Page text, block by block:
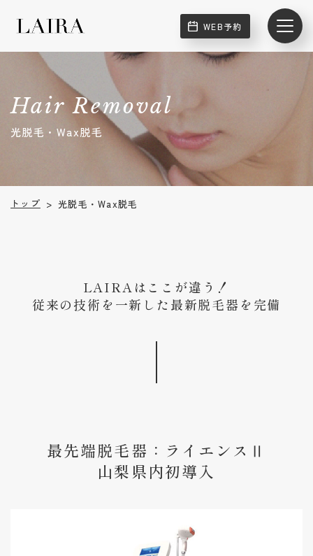
WEB予約
Hair Removal
光脱毛・Wax脱毛
トップ > 光脱毛・Wax脱毛
LAIRAはここが違う！
従来の技術を一新した​​​​​​​最新脱毛器を完備
最先端脱毛器：ライエンスⅡ
山梨県内初導入